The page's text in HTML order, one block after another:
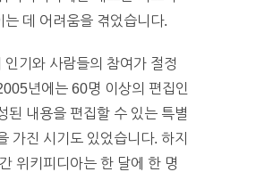
는 데 어려움을 겪었습니다.
인기와 사람들의 참여가 절정
년에는 60명 이상의 편집인
된 내용을 편집할 수 있는 특별
가진 시기도 있었습니다. 하지
위키피디아는 한 달에 한 명